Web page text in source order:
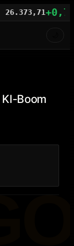
+0,77%
Boom